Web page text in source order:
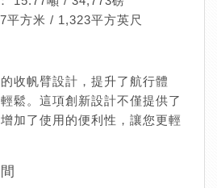
平方米 / 1,323平方英尺
收帆臂設計，提升了航行體
鬆。這項創新設計不僅提供了
加了使用的便利性，讓您更輕